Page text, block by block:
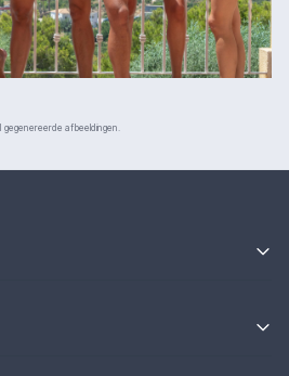
gegenereerde afbeeldingen.